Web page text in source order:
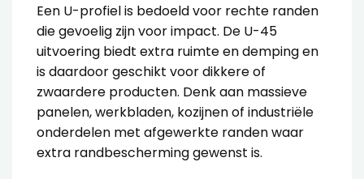
Een U-profiel is bedoeld voor rechte randen
die gevoelig zijn voor impact. De U-45
uitvoering biedt extra ruimte en demping en
is daardoor geschikt voor dikkere of
zwaardere producten. Denk aan massieve
panelen, werkbladen, kozijnen of industriële
onderdelen met afgewerkte randen waar
extra randbescherming gewenst is.